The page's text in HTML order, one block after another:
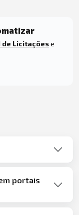
de Licitaçõese
portais